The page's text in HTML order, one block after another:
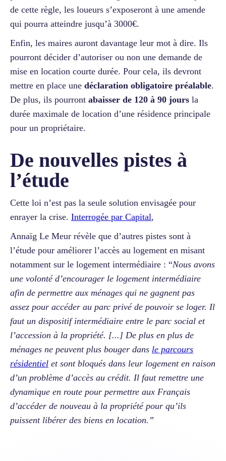
de cette règle, les loueurs s’exposeront à une amende
qui pourra atteindre jusqu’à 3000€.
Enfin, les maires auront davantage leur mot à dire. Ils
pourront décider d’autoriser ou non une demande de
mise en location courte durée. Pour cela, ils devront
mettre en place une déclaration obligatoire préalable.
De plus, ils pourront abaisser de 120 à 90 jours la
durée maximale de location d’une résidence principale
pour un propriétaire.
De nouvelles pistes à
l’étude
Cette loi n’est pas la seule solution envisagée pour
enrayer la crise. Interrogée par Capital,
Annaïg Le Meur révèle que d’autres pistes sont à
l’étude pour améliorer l’accès au logement en misant
notamment sur le logement intermédiaire : “Nous avons
une volonté d’encourager le logement intermédiaire
afin de permettre aux ménages qui ne gagnent pas
assez pour accéder au parc privé de pouvoir se loger. Il
faut un dispositif intermédiaire entre le parc social et
l’accession à la propriété. [...] De plus en plus de
ménages ne peuvent plus bouger dans le parcours
résidentiel et sont bloqués dans leur logement en raison
d’un problème d’accès au crédit. Il faut remettre une
dynamique en route pour permettre aux Français
d’accéder de nouveau à la propriété pour qu’ils
puissent libérer des biens en location.”